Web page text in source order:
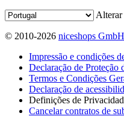
Alterar
© 2010-2026 niceshops GmbH
Impressão e condições
Declaração de Proteção
Termos e Condições
Declaração de
Definições de
Cancelar contratos de